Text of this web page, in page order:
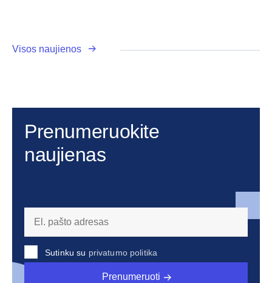
Visos naujienos
Prenumeruokite
naujienas
Sutinku su privatumo politika
Prenumeruoti